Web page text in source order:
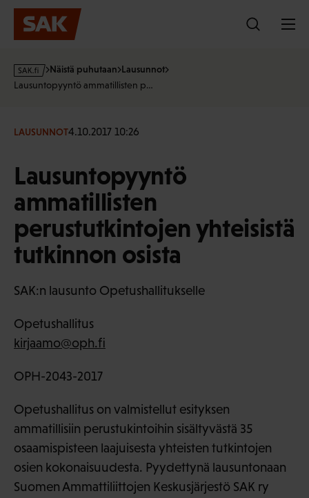
Hyppää
sisältöön
s
a
f
Näistä puhutaan Lausunnot
Lausuntopyyntö ammatillisten p…
LAUSUNNOT4.10.2017 10:26
Lausuntopyyntö
ammatillisten
perustutkintojen yhteisistä
tutkinnon osista
SAK:n lausunto Opetushallitukselle
Opetushallitus
kirjaamo@oph.fi
OPH-2043-2017
Opetushallitus on valmistellut esityksen
ammatillisiin perustukintoihin sisältyvästä 35
osaamispisteen laajuisesta yhteisten tutkintojen
osien kokonaisuudesta. Pyydettynä lausuntonaan
Suomen Ammattiliittojen Keskusjärjestö SAK ry